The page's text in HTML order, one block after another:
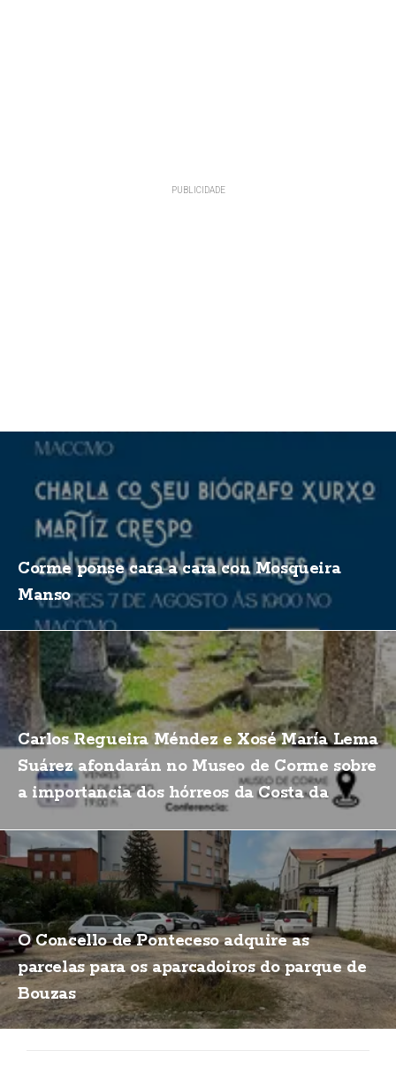
Corme ponse cara a cara con Mosqueira
Manso
Carlos Regueira Méndez e Xosé María Lema
Suárez afondarán no Museo de Corme sobre
a importancia dos hórreos da Costa da
O Concello de Ponteceso adquire as
parcelas para os aparcadoiros do parque de
Bouzas